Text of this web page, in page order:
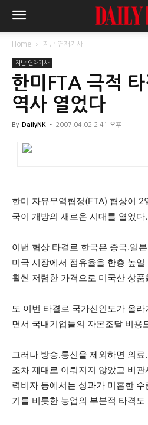
Home 지난 연재기사
지난 연재기사
한미FTA 극적
역사 열었다
By DailyNK - 2007.04.02 2:41 오후
한미 자유무역협정(FTA) 협상이
국이 개방의 새로운 시대를 열었다.
이번 협상 타결로 한국은 중국.일
미국 시장에서 점유율을 한층 높
훨씬 저렴한 가격으로 미국산 상
또 이번 타결로 국가신인도가 올
면서 국내기업들의 자본조달 비용
그러나 방송.통신을 제외하면 의
조차 제대로 이뤄지지 않았고 비
력비자 등에서는 성과가 미흡한
기를 비롯한 농업의 부분적 타격도